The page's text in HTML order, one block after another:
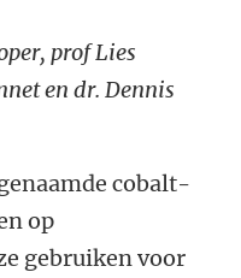
prof Lies
en dr. Dennis
cobalt-
op
gebruiken voor